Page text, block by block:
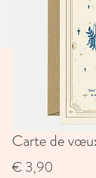
Carte de
€ 3,90